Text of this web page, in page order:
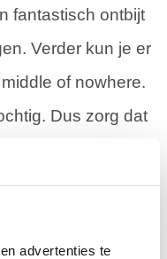
advertenties te
fantastisch ontbijt
Verder kun je er
of nowhere.
Dus zorg dat
als je daar
dus zijn gaan
winkeltje. Dat bleek
dan verwacht dus